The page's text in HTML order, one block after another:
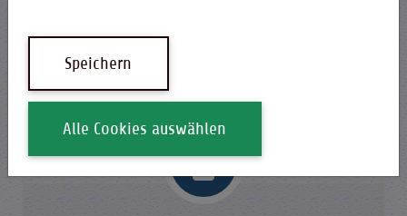
Unsere Fachgebiete liegen in den Bereichen
ISO 26262, der Funktionalen Sicherheit (FuSi)
und im Qualitätsmanagement (QM).
Speichern
Alle Cookies auswählen